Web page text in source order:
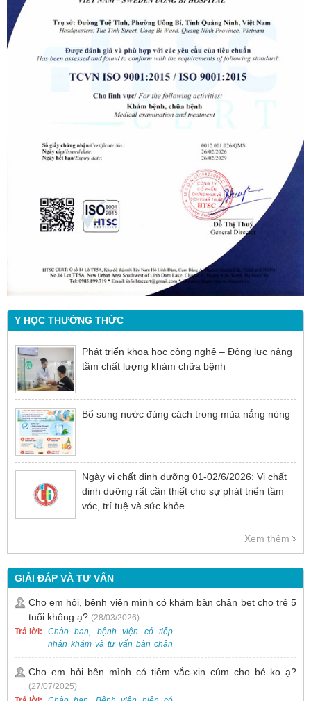
Y HỌC THƯỜNG THỨC
Phát triển khoa học công nghệ – Động lực nâng
tầm chất lượng khám chữa bệnh
Bổ sung nước đúng cách trong mùa nắng nóng
Ngày vi chất dinh dưỡng 01-02/6/2026: Vi chất
dinh dưỡng rất cần thiết cho sự phát triển tầm
vóc, trí tuệ và sức khỏe
Xem thêm
GIẢI ĐÁP VÀ TƯ VẤN
Cho em hỏi, bệnh viện mình có khám bàn chân bẹt cho trẻ 5
tuổi không ạ? (28/03/2026)
Trả lời:
Chào bạn, bệnh viện có tiếp
nhận khám và tư vấn bàn chân
bẹt cho trẻ em, bao gồm cả trẻ 5
tuổi. Bạn có thể đưa bé đến
Khoa Khám bệnh của bệnh viện
để được bác sĩ chuyên khoa
Cho em hỏi bên mình có tiêm vắc-xin cúm cho bé ko ạ?
(27/07/2025)